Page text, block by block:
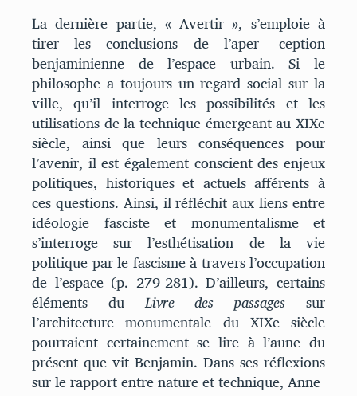
La dernière partie, « Avertir », s’emploie à
tirer les conclusions de l’aper- ception
benjaminienne de l’espace urbain. Si le
philosophe a toujours un regard social sur la
ville, qu’il interroge les possibilités et les
utilisations de la technique émergeant au XIXe
siècle, ainsi que leurs conséquences pour
l’avenir, il est également conscient des enjeux
politiques, historiques et actuels afférents à
ces questions. Ainsi, il réfléchit aux liens entre
idéologie fasciste et monumentalisme et
s’interroge sur l’esthétisation de la vie
politique par le fascisme à travers l’occupation
de l’espace (p. 279-281). D’ailleurs, certains
éléments duLivre des passagessur
l’architecture monumentale du XIXe siècle
pourraient certainement se lire à l’aune du
présent que vit Benjamin. Dans ses réflexions
sur le rapport entre nature et technique, Anne